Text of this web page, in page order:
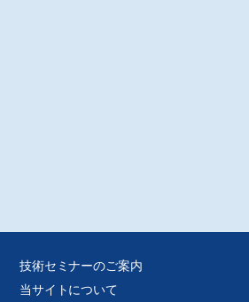
技術セミナーのご案内
当サイトについて